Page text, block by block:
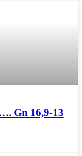
Gn 16,9-13